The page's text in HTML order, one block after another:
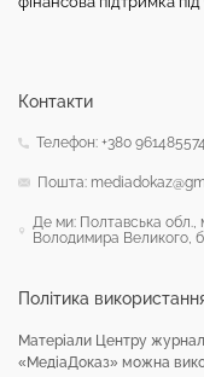
Політика
Матеріали Центру
«МедіаДоказ» можна
Контакти
Телефон: +380 961485574
Пошта:
Де ми: Полтавська обл.,
Володимира Великого,